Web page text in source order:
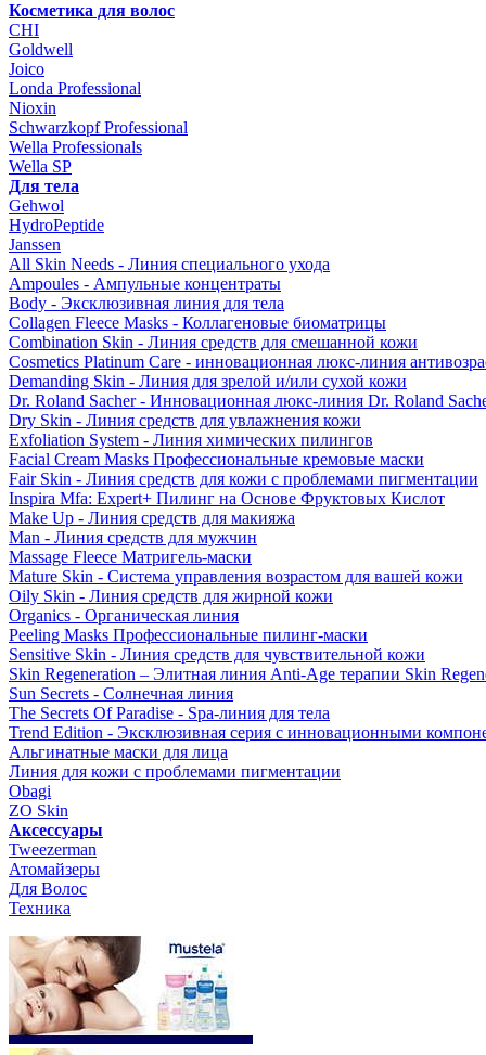
Косметика для волос
CHI
Goldwell
Joico
Londa Professional
Nioxin
Schwarzkopf Professional
Wella Professionals
Wella SP
Для тела
Gehwol
HydroPeptide
Janssen
All Skin Needs - Линия специального ухода
Ampoules - Ампульные концентраты
Body - Эксклюзивная линия для тела
Collagen Fleece Masks - Коллагеновые биоматрицы
Combination Skin - Линия средств для смешанной кожи
Cosmetics Platinum Care - инновационная люкс-линия
Demanding Skin - Линия для зрелой и/или сухой кожи
Dr. Roland Sacher - Инновационная люкс-линия Dr. Roland
Dry Skin - Линия средств для увлажнения кожи
Exfoliation System - Линия химических пилингов
Facial Cream Masks Профессиональные кремовые маски
Fair Skin - Линия средств для кожи с проблемами пигментации
Inspira Mfa: Expert+ Пилинг на Основе Фруктовых Кислот
Make Up - Линия средств для макияжа
Man - Линия средств для мужчин
Massage Fleece Матригель-маски
Mature Skin - Система управления возрастом для вашей кожи
Oily Skin - Линия средств для жирной кожи
Organics - Органическая линия
Peeling Masks Профессиональные пилинг-маски
Sensitive Skin - Линия средств для чувствительной кожи
Skin Regeneration – Элитная линия Anti-Age терапии Skin
Sun Secrets - Солнечная линия
The Secrets Of Paradise - Spa-линия для тела
Trend Edition - Эксклюзивная серия с инновационными
Альгинатные маски для лица
Линия для кожи с проблемами пигментации
Obagi
ZO Skin
Aксессуары
Tweezerman
Атомайзеры
Для Волос
Техника